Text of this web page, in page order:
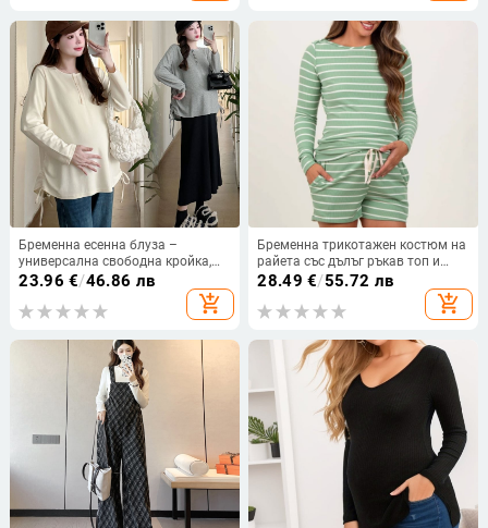
Бременна есенна блуза –
универсална свободна кройка,
дълъг ръкав с поло яка, плюс
23.96 €/46.86 лв
add_shopping_cart
Бременна трикотажен костюм на
райета със дълъг ръкав топ и
панталони до три четвърти;
полиестер 95%+, спандекс <30%
28.49 €/55.72 лв
add_shopping_cart